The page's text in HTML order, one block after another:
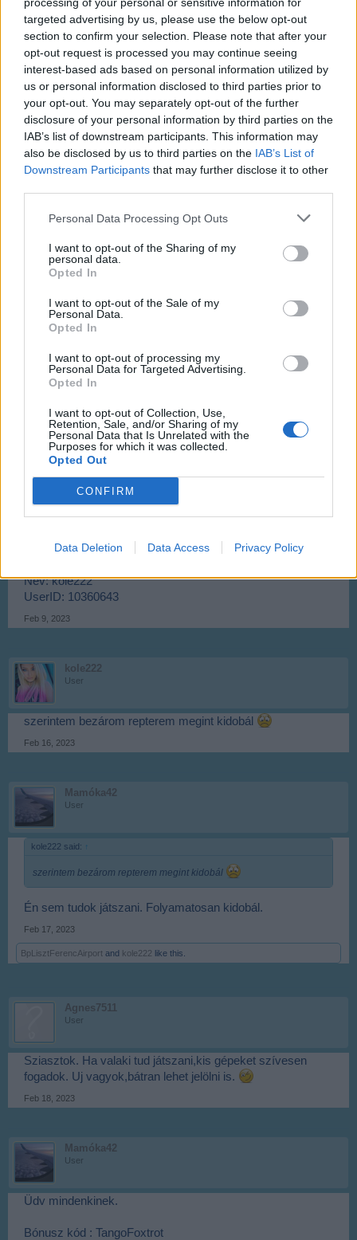
targeted advertising by us, please use the below opt-out
section to confirm your selection. Please note that after your
opt-out request is processed you may continue seeing
interest-based ads based on personal information utilized by
us or personal information disclosed to third parties prior to
your opt-out. You may separately opt-out of the further
disclosure of your personal information by third parties on the
IAB’s list of downstream participants. This information may
also be disclosed by us to third parties on the IAB’s List of
Downstream Participants that may further disclose it to other
Personal Data Processing Opt Outs
I want to opt-out of the Sharing of my
personal data.
Opted In
I want to opt-out of the Sale of my
Personal Data.
Opted In
I want to opt-out of processing my
Personal Data for Targeted Advertising.
Opted In
I want to opt-out of Collection, Use,
Retention, Sale, and/or Sharing of my
Personal Data that Is Unrelated with the
Purposes for which it was collected.
Opted Out
CONFIRM
Data Deletion Data Access Privacy Policy
biry1226
User
Megnyitottam a repteremet, végre sikerült belépni!
Szivesen fogadok és küldök,de csak üzenetre.
Last edited: Feb 1, 2023
Feb 1, 2023
like this.
User
supportnak de semmi valasz
Feb 3, 2023
dyllan30m
User
what's going on with the game? is there anything else being
done? or does he take our money for nothing?
Feb 3, 2023
Név: kole222
UserID: 10360643
Feb 9, 2023
kole222
User
szerintem bezárom repterem megint kidobál
Feb 16, 2023
Mamóka42
User
kole222 said: ↑
szerintem bezárom repterem megint kidobál
Én sem tudok játszani. Folyamatosan kidobál.
Feb 17, 2023
BpLisztFerencAirport and kole222 like this.
Agnes7511
User
Sziasztok. Ha valaki tud játszani,kis gépeket szívesen
fogadok. Uj vagyok,bátran lehet jelölni is.
Feb 18, 2023
Mamóka42
User
Üdv mindenkinek.
Bónusz kód : TangoFoxtrot